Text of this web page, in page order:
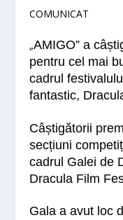
COMUNICAT
„AMIGO” a
pentru cel mai
cadrul
fantastic,
Câștigătorii
secțiuni
cadrul Galei de
Dracula Film
Gala a avut loc